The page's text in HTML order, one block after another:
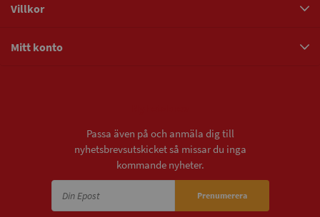
Villkor
Mitt konto
Passa även på och anmäla dig till
nyhetsbrevsutskicket så missar du inga
kommande nyheter.
Prenumerera